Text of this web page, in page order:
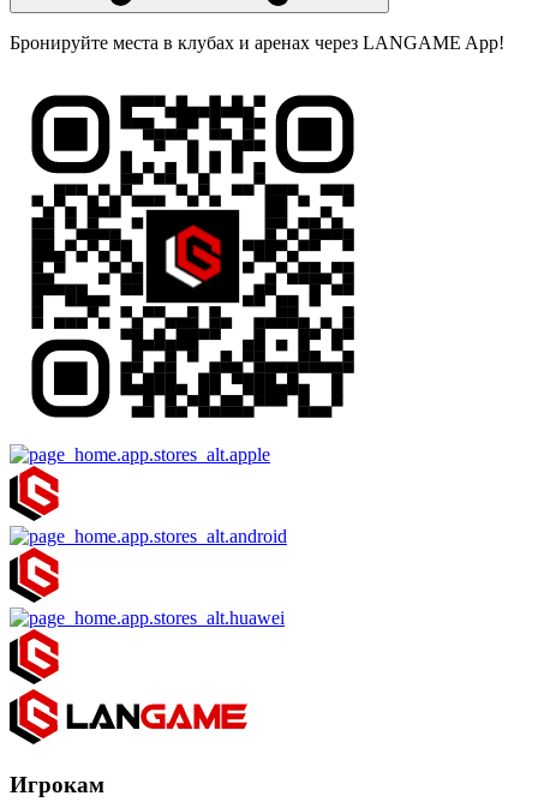
Бронируйте места в клубах и аренах через LANGAME App!
Игрокам